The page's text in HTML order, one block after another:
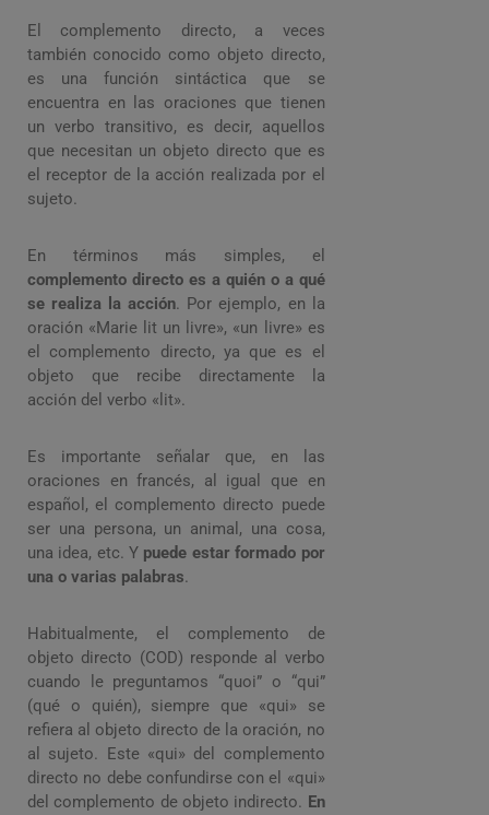
El complemento directo, a veces
también conocido como objeto directo,
es una función sintáctica que se
encuentra en las oraciones que tienen
un verbo transitivo, es decir, aquellos
que necesitan un objeto directo que es
el receptor de la acción realizada por el
sujeto.
En términos más simples, el
complemento directo es a quién o a qué
se realiza la acción. Por ejemplo, en la
oración «Marie lit un livre», «un livre» es
el complemento directo, ya que es el
objeto que recibe directamente la
acción del verbo «lit».
Es importante señalar que, en las
oraciones en francés, al igual que en
español, el complemento directo puede
ser una persona, un animal, una cosa,
una idea, etc. Y puede estar formado por
una o varias palabras.
Habitualmente, el complemento de
objeto directo (COD) responde al verbo
cuando le preguntamos “quoi” o “qui”
(qué o quién), siempre que «qui» se
refiera al objeto directo de la oración, no
al sujeto. Este «qui» del complemento
directo no debe confundirse con el «qui»
del complemento de objeto indirecto. En